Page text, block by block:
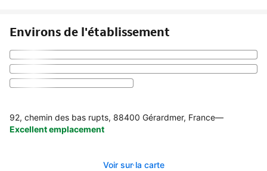
Environs de l'établissement
92, chemin des bas rupts, 88400 Gérardmer, France—
Excellent emplacement
Voir sur la carte